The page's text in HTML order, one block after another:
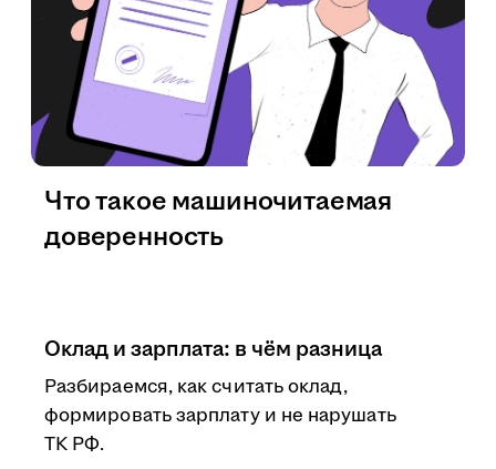
Оклад и зарплата: в чём разница
Разбираемся, как считать оклад,
формировать зарплату и не нарушать
ТК РФ.
Что такое машиночитаемая
доверенность